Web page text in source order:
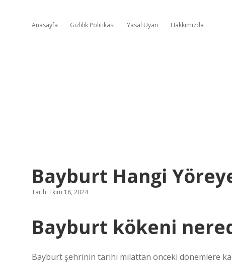
Anasayfa Gizlilik Politikası Yasal Uyarı Hakkımızda
Bayburt Hangi
Tarih: Ekim 18, 2024
Bayburt kökeni
Bayburt şehrinin tarihi milattan önceki dönemlere